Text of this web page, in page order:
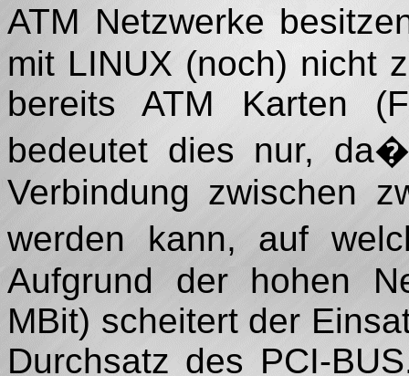
ATM Netzwerke
mit LINUX (noch) nicht
bereits ATM Karten
bedeutet dies nur,
Verbindung zwischen
werden kann, auf
Aufgrund der hohen
MBit) scheitert der
Durchsatz des PCI-